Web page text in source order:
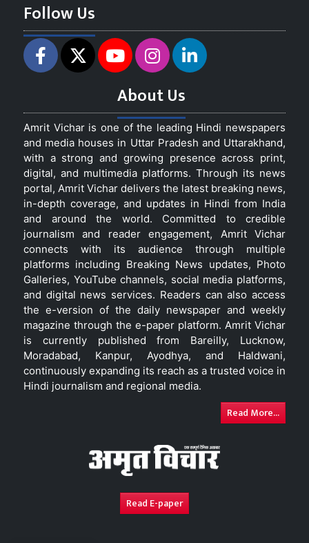
Follow Us
About Us
Amrit Vichar is one of the leading Hindi newspapers
and media houses in Uttar Pradesh and Uttarakhand,
with a strong and growing presence across print,
digital, and multimedia platforms. Through its news
portal, Amrit Vichar delivers the latest breaking news,
in-depth coverage, and updates in Hindi from India
and around the world. Committed to credible
journalism and reader engagement, Amrit Vichar
connects with its audience through multiple
platforms including Breaking News updates, Photo
Galleries, YouTube channels, social media platforms,
and digital news services. Readers can also access
the e-version of the daily newspaper and weekly
magazine through the e-paper platform. Amrit Vichar
is currently published from Bareilly, Lucknow,
Moradabad, Kanpur, Ayodhya, and Haldwani,
continuously expanding its reach as a trusted voice in
Hindi journalism and regional media.
Read More...
Read E-paper